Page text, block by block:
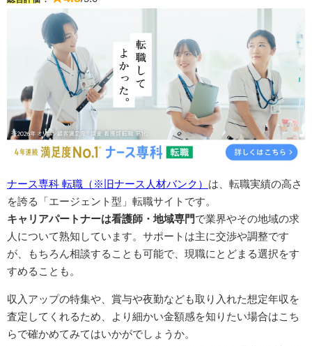
ナース専科 転職（※旧ナース人材バンク） は、転職実績の高さ
を誇る「エージェント型」転職サイトです。
キャリアパートナーは看護師・地域専門 で業界やその地域の求
人について熟知しています。サポートは主に交渉や調整です
が、もちろん相談することも可能で、現職にとどまる選択をす
すめることも。
収入アップの特集や、賞与や夜勤なども取り入れた想定年収を
査定してくれるため、より細かい金額感を知りたい場合はこち
らで確かめてみてはいかがでしょうか。